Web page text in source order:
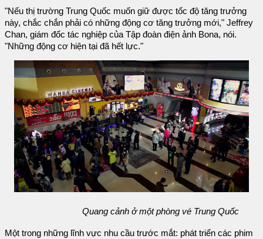
"Nếu thị trường Trung Quốc muốn giữ được tốc độ tăng trưởng
này, chắc chắn phải có những động cơ tăng trưởng mới," Jeffrey
Chan, giám đốc tác nghiệp của Tập đoàn điện ảnh Bona, nói.
"Những động cơ hiện tại đã hết lực."
Quang cảnh ở một phòng vé Trung Quốc
Một trong những lĩnh vực nhu cầu trước mắt: phát triển các phim